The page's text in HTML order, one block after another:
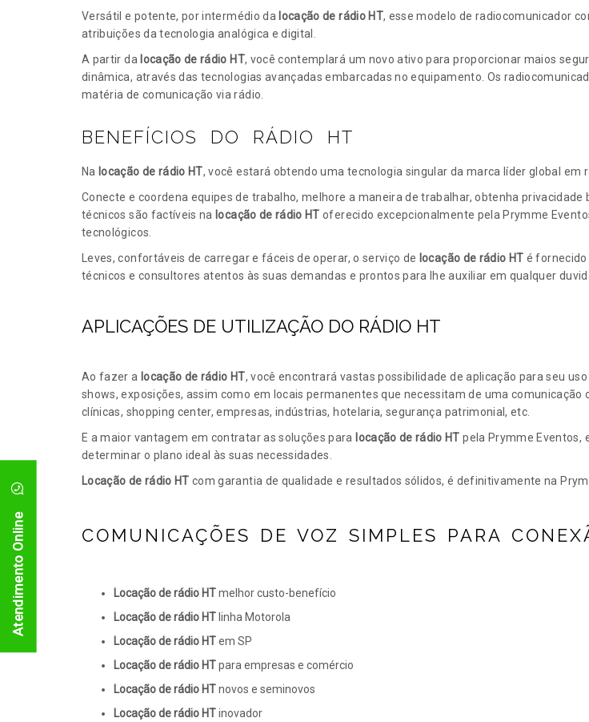
Versátil e potente, por intermédio da locação de rádio HT, esse modelo de radiocomunicador
atribuições da tecnologia analógica e digital.
A partir da locação de rádio HT, você contemplará um novo ativo para proporcionar maios
dinâmica, através das tecnologias avançadas embarcadas no equipamento. Os
matéria de comunicação via rádio.
BENEFÍCIOS DO RÁDIO HT
Na locação de rádio HT, você estará obtendo uma tecnologia singular da marca líder global em
Conecte e coordena equipes de trabalho, melhore a maneira de trabalhar, obtenha
técnicos são factíveis na locação de rádio HT oferecido excepcionalmente pela Prymme
tecnológicos.
Leves, confortáveis de carregar e fáceis de operar, o serviço de locação de rádio HT é fornecido
técnicos e consultores atentos às suas demandas e prontos para lhe auxiliar em qualquer
APLICAÇÕES DE UTILIZAÇÃO DO RÁDIO HT
Ao fazer a locação de rádio HT, você encontrará vastas possibilidade de aplicação para seu
shows, exposições, assim como em locais permanentes que necessitam de uma
clínicas, shopping center, empresas, indústrias, hotelaria, segurança patrimonial, etc.
E a maior vantagem em contratar as soluções para locação de rádio HT pela Prymme Eventos,
determinar o plano ideal às suas necessidades.
Locação de rádio HT com garantia de qualidade e resultados sólidos, é definitivamente na
COMUNICAÇÕES DE VOZ SIMPLES PARA
Locação de rádio HTmelhor custo-benefício
Locação de rádio HT linha Motorola
Locação de rádio HTem SP
Locação de rádio HTpara empresas e comércio
Locação de rádio HTnovos e seminovos
Locação de rádio HTinovador
Atendimento Online